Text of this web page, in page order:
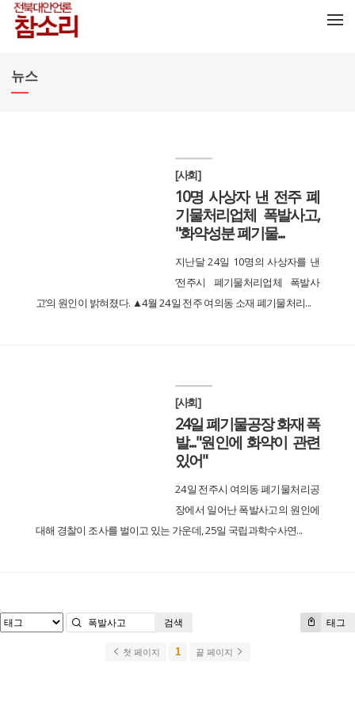
뉴스
[사회]
10명 사상자 낸 전주 폐
기물처리업체 폭발사고,
"화약성분 폐기물...
지난달 24일 10명의 사상자를 낸
‘전주시 폐기물처리업체 폭발사
고’의 원인이 밝혀졌다. ▲4월 24일 전주 여의동 소재 폐기물처리...
[사회]
24일 폐기물공장 화재 폭
발..."원인에 화약이 관련
있어"
24일 전주시 여의동 폐기물처리공
장에서 일어난 폭발사고의 원인에
대해 경찰이 조사를 벌이고 있는 가운데, 25일 국립과학수사연...
태그
검색
첫 페이지 1 끝 페이지